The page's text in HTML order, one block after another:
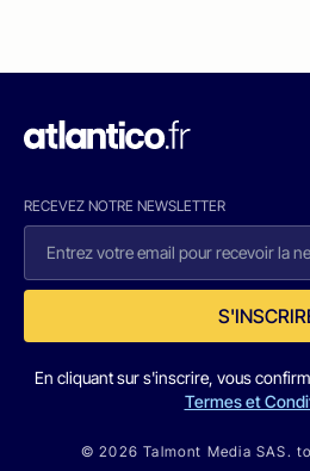
RECEVEZ NOTRE NEWSLETTER
En cliquant sur s'inscrire, vous
Termes et
© 2026 Talmont Media SAS.